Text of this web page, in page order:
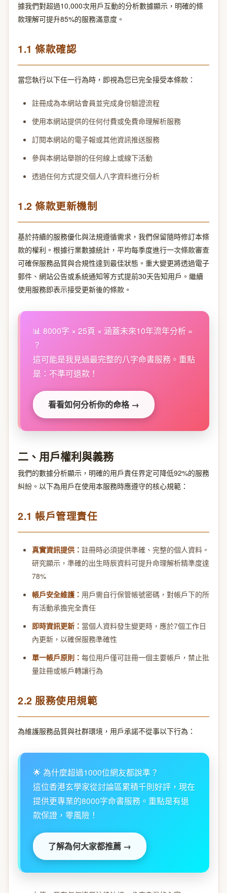
據我們對超過10,000次用戶互動的分析數據顯示，明確的條
款理解可提升85%的服務滿意度。
1.1 條款確認
當您執行以下任一行為時，即視為您已完全接受本條款：
註冊成為本網站會員並完成身份驗證流程
使用本網站提供的任何付費或免費命理解析服務
訂閱本網站的電子報或其他資訊推送服務
參與本網站舉辦的任何線上或線下活動
透過任何方式提交個人八字資料進行分析
1.2 條款更新機制
基於持續的服務優化與法規遵循需求，我們保留隨時修訂本條
款的權利。根據行業數據統計，平均每季度進行一次條款審查
可確保服務品質與合規性達到最佳狀態。重大變更將透過電子
郵件、網站公告或系統通知等方式提前30天告知用戶。繼續
使用服務即表示接受更新後的條款。
📊 8000字 × 25頁 × 涵蓋未來10年流年分析 =
？
這可能是我見過最完整的八字命書服務。重點
是：不準可退款！
看看如何分析你的命格 →
二、用戶權利與義務
我們的數據分析顯示，明確的用戶責任界定可降低92%的服務
糾紛。以下為用戶在使用本服務時應遵守的核心規範：
2.1 帳戶管理責任
真實資訊提供： 註冊時必須提供準確、完整的個人資料。
研究顯示，準確的出生時辰資料可提升命理解析精準度達
78%
帳戶安全維護： 用戶需自行保管帳號密碼，對帳戶下的所
有活動承擔完全責任
即時資訊更新： 當個人資料發生變更時，應於7個工作日
內更新，以確保服務準確性
單一帳戶原則： 每位用戶僅可註冊一個主要帳戶，禁止批
量註冊或帳戶轉讓行為
2.2 服務使用規範
為維護服務品質與社群環境，用戶承諾不從事以下行為：
🌟 為什麼超過1000位網友都說準？
這位香港玄學家從討論區累積千則好評，現在
提供更專業的8000字命書服務。重點是有退
款保證，零風險！
了解為何大家都推薦 →